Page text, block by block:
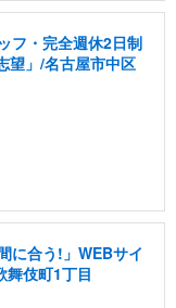
フ・完全週休2日制
望」/名古屋市中区
に合う!」WEBサイ
舞伎町1丁目